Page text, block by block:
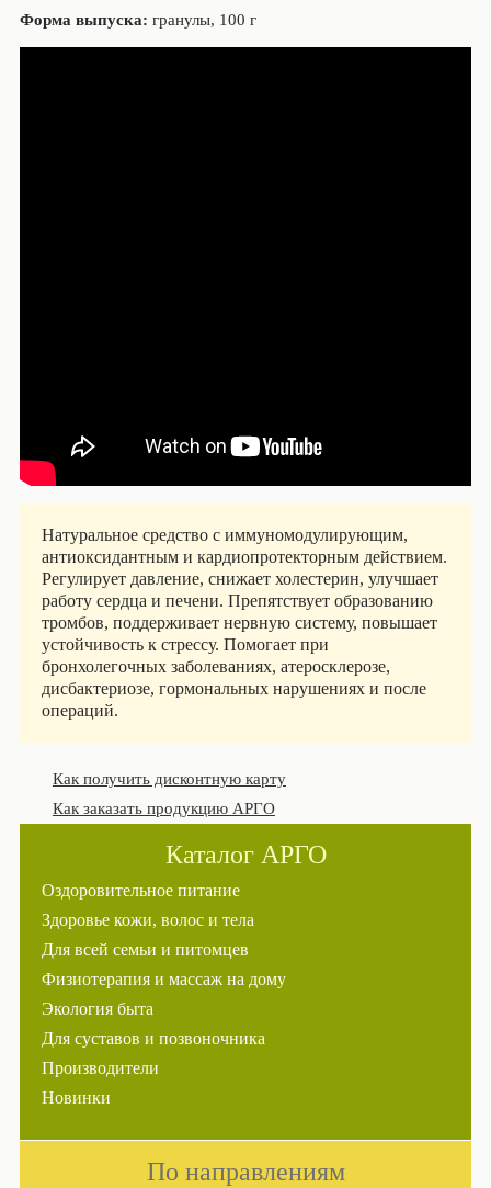
Форма выпуска: гранулы, 100 г
Натуральное средство с иммуномодулирующим,
антиоксидантным и кардиопротекторным действием.
Регулирует давление, снижает холестерин, улучшает
работу сердца и печени. Препятствует образованию
тромбов, поддерживает нервную систему, повышает
устойчивость к стрессу. Помогает при
бронхолегочных заболеваниях, атеросклерозе,
дисбактериозе, гормональных нарушениях и после
операций.
Как получить дисконтную карту
Как заказать продукцию АРГО
Каталог АРГО
Оздоровительное питание
Здоровье кожи, волос и тела
Для всей семьи и питомцев
Физиотерапия и массаж на дому
Экология быта
Для суставов и позвоночника
Производители
Новинки
По направлениям